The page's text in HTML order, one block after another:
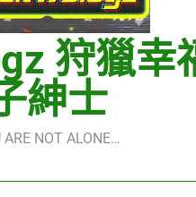
狩獵幸
紳士
ARE NOT ALONE…